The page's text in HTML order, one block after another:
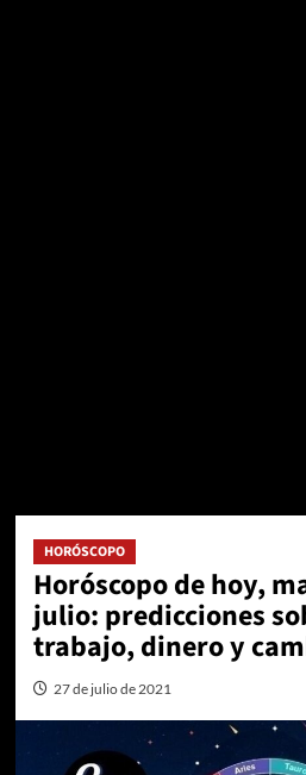
HORÓSCOPO
Horóscopo de hoy,
julio: predicciones
trabajo, dinero y
27 de julio de 2021